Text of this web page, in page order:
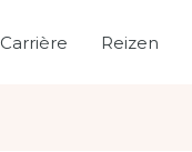
Carrière Reizen